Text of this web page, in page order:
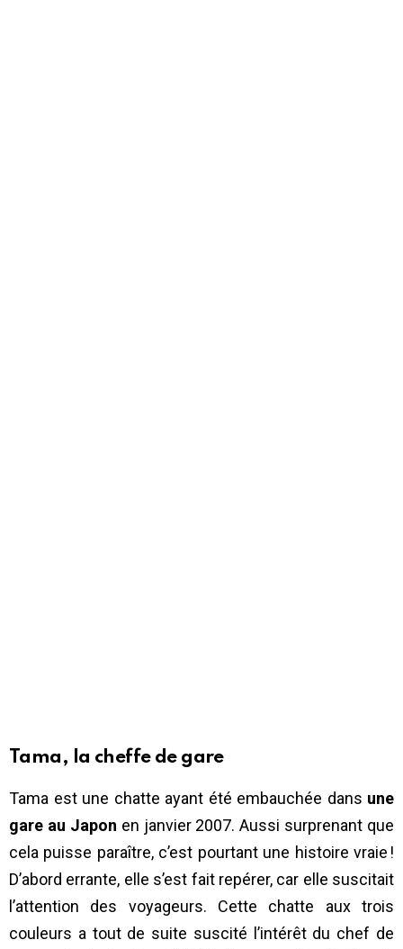
Tama, la cheffe de gare
Tama est une chatte ayant été embauchée dans une
gare au Japon en janvier 2007. Aussi surprenant que
cela puisse paraître, c’est pourtant une histoire vraie !
D’abord errante, elle s’est fait repérer, car elle suscitait
l’attention des voyageurs. Cette chatte aux trois
couleurs a tout de suite suscité l’intérêt du chef de